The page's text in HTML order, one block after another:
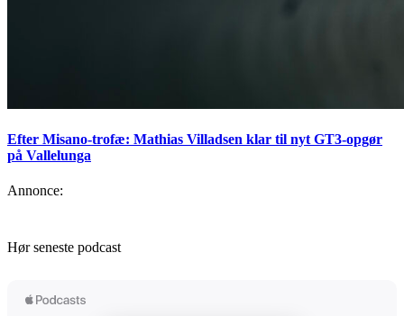
Efter Misano-trofæ: Mathias Villadsen klar til nyt GT3-opgør
på Vallelunga
Annonce:
Hør seneste podcast